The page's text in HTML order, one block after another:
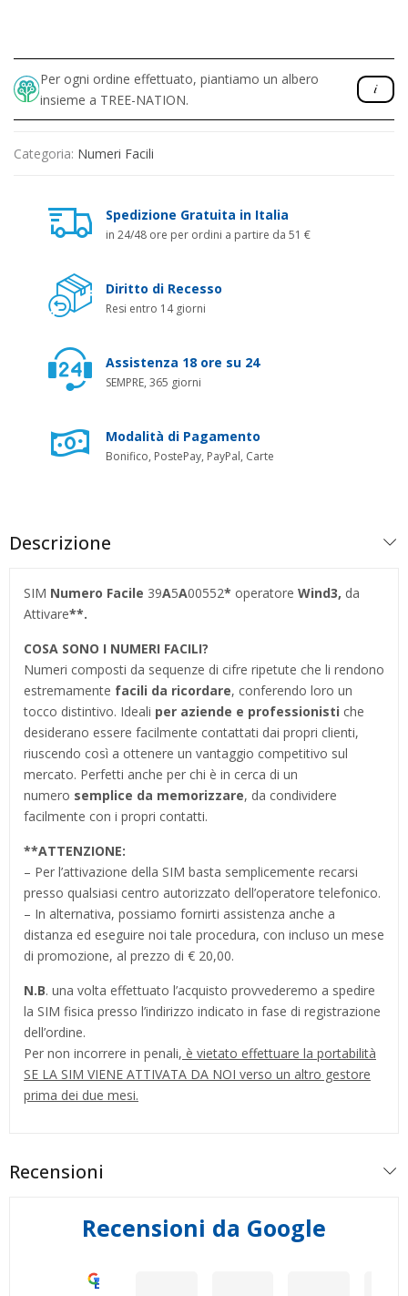
Per ogni ordine effettuato, piantiamo un albero
insieme a TREE-NATION.
Categoria: Numeri Facili
Spedizione Gratuita in Italia
in 24/48 ore per ordini a partire da 51 €
Diritto di Recesso
Resi entro 14 giorni
Assistenza 18 ore su 24
SEMPRE, 365 giorni
Modalità di Pagamento
Bonifico, PostePay, PayPal, Carte
Descrizione
SIM Numero Facile 39A5A00552* operatore Wind3, da
Attivare**.
COSA SONO I NUMERI FACILI?
Numeri composti da sequenze di cifre ripetute che li rendono
estremamente facili da ricordare, conferendo loro un
tocco distintivo. Ideali per aziende e professionisti che
desiderano essere facilmente contattati dai propri clienti,
riuscendo così a ottenere un vantaggio competitivo sul
mercato. Perfetti anche per chi è in cerca di un
numero semplice da memorizzare, da condividere
facilmente con i propri contatti.
**ATTENZIONE:
– Per l’attivazione della SIM basta semplicemente recarsi
presso qualsiasi centro autorizzato dell’operatore telefonico.
– In alternativa, possiamo fornirti assistenza anche a
distanza ed eseguire noi tale procedura, con incluso un mese
di promozione, al prezzo di € 20,00.
N.B. una volta effettuato l’acquisto provvederemo a spedire
la SIM fisica presso l’indirizzo indicato in fase di registrazione
dell’ordine.
Per non incorrere in penali, è vietato effettuare la portabilità
SE LA SIM VIENE ATTIVATA DA NOI verso un altro gestore
prima dei due mesi.
Recensioni
Recensioni da Google
Eccellente